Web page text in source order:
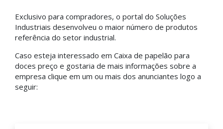
Exclusivo para compradores, o portal do Soluções
Industriais desenvolveu o maior número de produtos
referência do setor industrial.
Caso esteja interessado em Caixa de papelão para
doces preço e gostaria de mais informações sobre a
empresa clique em um ou mais dos anunciantes logo a
seguir: